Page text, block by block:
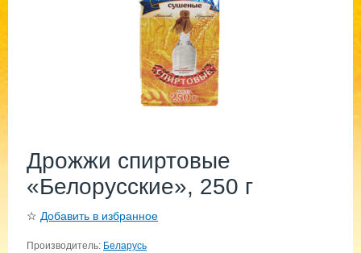
Дрожжи спиртовые
«Белорусские», 250 г
☆ Добавить в избранное
Производитель: Беларусь